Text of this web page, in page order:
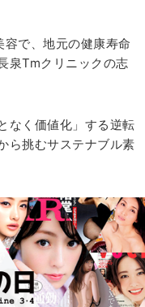
で、地元の健康寿命
泉Tmクリニックの志
なく価値化」する逆転
ら挑むサステナブル素